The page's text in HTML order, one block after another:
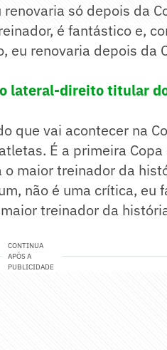
só depois da
é fantástico e,
eu renovaria depois da
lateral-direito titular
que vai acontecer na
É a primeira
maior treinador da
não é uma crítica, eu
treinador da
CONTINUA
APÓS A
PUBLICIDADE